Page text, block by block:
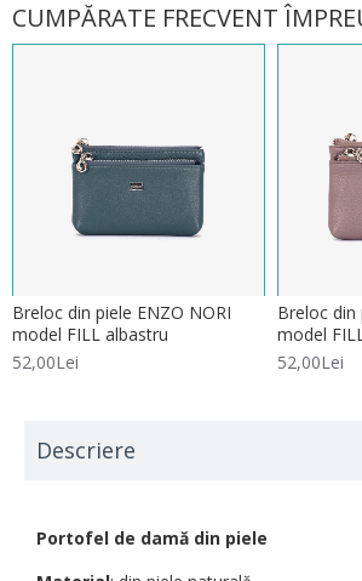
CUMPĂRATE FRECVENT
Breloc din piele ENZO NORI
model FILL albastru
52,00Lei
Breloc din
model
52,00Lei
Descriere
Portofel de damă din piele